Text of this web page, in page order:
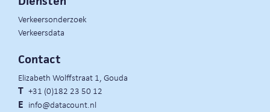
Verkeersonderzoek
Verkeersdata
Contact
Elizabeth Wolffstraat 1, Gouda
T +31 (0)182 23 50 12
E info@datacount.nl